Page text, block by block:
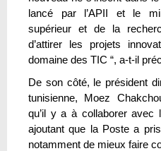
lancé par l’APII et le
supérieur et de la
d’attirer les projets
domaine des TIC “, a-t-il
De son côté, le président
tunisienne, Moez
qu’il y a à collaborer avec
ajoutant que la Poste a
notamment de mieux faire